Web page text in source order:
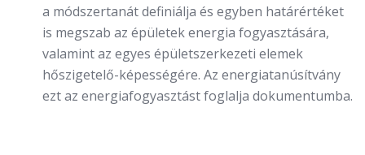
a módszertanát definiálja és egyben határértéket
is megszab az épületek energia fogyasztására,
valamint az egyes épületszerkezeti elemek
hőszigetelő-képességére. Az energiatanúsítvány
ezt az energiafogyasztást foglalja dokumentumba.